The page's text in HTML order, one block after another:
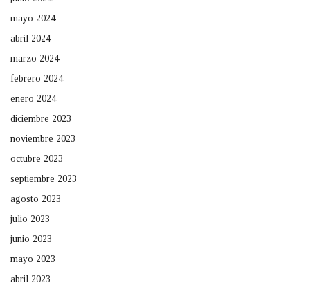
mayo 2024
abril 2024
marzo 2024
febrero 2024
enero 2024
diciembre 2023
noviembre 2023
octubre 2023
septiembre 2023
agosto 2023
julio 2023
junio 2023
mayo 2023
abril 2023